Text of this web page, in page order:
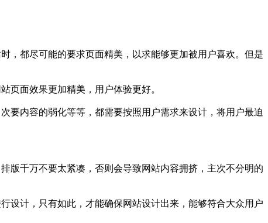
，都尽可能的要求页面精美，以求能够更加被用户喜欢。但是
页面效果更加精美，用户体验更好。
要内容的弱化等等，都需要按照用户需求来设计，将用户最迫
版千万不要太紧凑，否则会导致网站内容拥挤，主次不分明的
设计，只有如此，才能确保网站设计出来，能够符合大众用户